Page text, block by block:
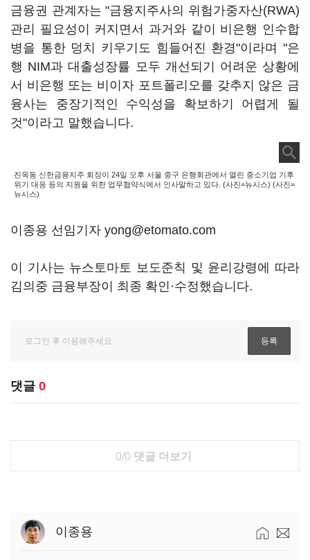
금융권 관계자는 "금융지주사의 위험가중자산(RWA)
관리 필요성이 커지면서 과거와 같이 비은행 인수합
병을 통한 덩치 키우기도 힘들어진 환경"이라며 "은
행 NIM과 대출성장률 모두 개선되기 어려운 상황에
서 비은행 또는 비이자 포트폴리오를 갖추지 않은 금
융사는 중장기적인 수익성을 확보하기 어렵게 될
것"이라고 말했습니다.
진옥동 신한금융지주 회장이 24일 오후 서울 중구 은행회관에서 열린 중소기업 기후
위기 대응 등의 지원을 위한 업무협약식에서 인사말하고 있다. (사진=뉴시스) (사진=
뉴시스)
이종용 선임기자 yong@etomato.com
이 기사는 뉴스토마토 보도준칙 및 윤리강령에 따라
김의중 금융부장이 최종 확인·수정했습니다.
댓글 0
0/0 댓글 더보기
이종용